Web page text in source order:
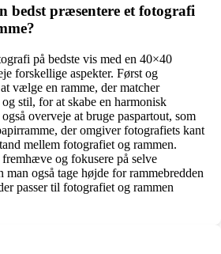
bedst præsentere et fotografi
på bedste vis med en 40×40
forskellige aspekter. Først og
vælge en ramme, der matcher
stil, for at skabe en harmonisk
overveje at bruge paspartout, som
der omgiver fotografiets kant
mellem fotografiet og rammen.
og fokusere på selve
også tage højde for rammebredden
passer til fotografiet og rammen